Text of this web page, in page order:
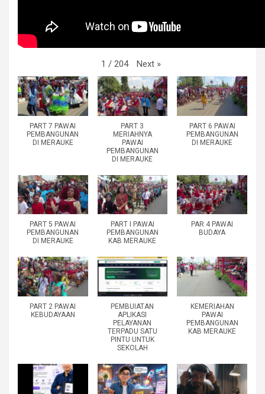
1 / 204 Next »
PART 7 PAWAI
PEMBANGUNAN
DI MERAUKE
PART 3
MERIAHNYA
PAWAI
PEMBANGUNAN
DI MERAUKE
PART 6 PAWAI
PEMBANGUNAN
DI MERAUKE
PART 5 PAWAI
PEMBANGUNAN
DI MERAUKE
PART I PAWAI
PEMBANGUNAN
KAB MERAUKE
PAR 4 PAWAI
BUDAYA
PART 2 PAWAI
KEBUDAYAAN
PEMBUIATAN
APLIKASI
PELAYANAN
TERPADU SATU
PINTU UNTUK
SEKOLAH
KEMERIAHAN
PAWAI
PEMBANGUNAN
KAB MERAUKE